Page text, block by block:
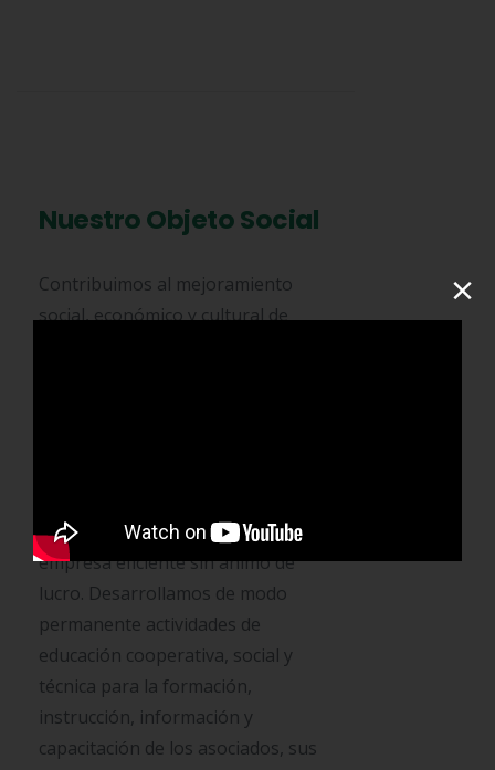
Nuestro Objeto Social
Contribuimos al mejoramiento
social, económico y cultural de
desarrollar y consolidar una
empresa eficiente sin ánimo de
lucro. Desarrollamos de modo
permanente actividades de
educación cooperativa, social y
técnica para la formación,
instrucción, información y
capacitación de los asociados, sus
×